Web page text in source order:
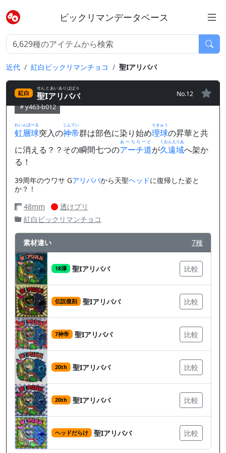
ビックリマンデータベース
近代 紅白ビックリマンチョコ 聖Iアリババ
紅白 聖Iアリババ
せんとあいありばばｂ
No.12
y463-b012
虹層球
れいんぼーる
突入の神帝
じんてい
群は部色に染り始め理球
りきゅう
の昇華と共
に消える？？その瞬間七つのアーチ道
あーちろーど
が久遠域
くおんえりあ
へ架か
る！
39周年のウワサ Gアリババから天聖ヘッドに復帰した姿と
か？！
48mm
透けプリ
紅白ビックリマンチョコ
素材違い 7種
18弾 聖Iアリババ 比較
伝説復刻 聖Iアリババ 比較
7神帝 聖Iアリババ 比較
20th 聖Iアリババ 比較
20th 聖Iアリババ 比較
ヘッドだらけ 聖Iアリババ 比較